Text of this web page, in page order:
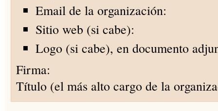
Email de la organización:
Sitio web (si cabe):
Logo (si cabe), en documento
Firma:
Título (el más alto cargo de la